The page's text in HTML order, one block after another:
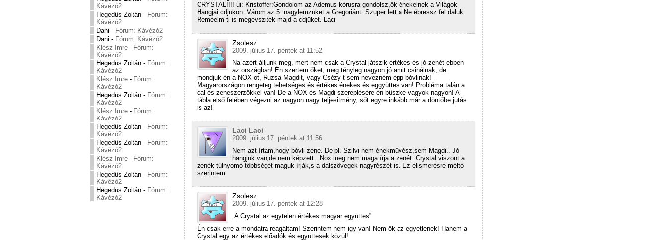
Kávézó2
Hegedüs Zoltán - Fórum:
Kávézó2
Dani - Fórum: Kávézó2
Dani - Fórum: Kávézó2
Klész Imre - Fórum:
Kávézó2
Hegedüs Zoltán - Fórum:
Kávézó2
Klész Imre - Fórum:
Kávézó2
Hegedüs Zoltán - Fórum:
Kávézó2
Klész Imre - Fórum:
Kávézó2
Hegedüs Zoltán - Fórum:
Kávézó2
Hegedüs Zoltán - Fórum:
Kávézó2
Klész Imre - Fórum:
Kávézó2
Hegedüs Zoltán - Fórum:
Kávézó2
Hegedüs Zoltán - Fórum:
Kávézó2
CRYSTAL!!!! ui: Kristoffer:Gondolom az Ademus kórusra gondolsz,ők énekelnek a Világok
Hangjai cdjükön. Várom az 5. nagylemzüket a Gregoriánt. Szuper lett a Ne ébressz fel daluk.
Reméelm ti is megevszitek majd a cdjüket. Laci
Zsolesz
2009. július 17. péntek at 11:52
Na azért álljunk meg, mert nem csak a Crystal játszik értékes és jó zenét ebben
az országban! Én szertem őket, meg tényleg nagyon jó amit csinálnak, de
mondjuk én a NOX-ot, Ruzsa Magdit, vagy Csézy-t sem nevezném épp bóvlinak!
Magyarországon rengeteg tehetséges és értékes énekes és eggyüttes van! Probléma talán a
dal és zeneszerzőkkel van! De a NOX és Magdi szereplésére én büszke vagyok nagyon! A
tábla első felében végezni az nagyon nagy teljesitmény, sőt egyre inkább már a döntőbe jutás
is az!
Laci Laci
2009. július 17. péntek at 11:56
Nem azt írtam,hogy bóvli zene. De pl. Szilvi nem énekművész,sem Magdi.. Jó
hangjuk van,de nem képzett.. Nox meg nem maga írja a zenét. Crystal viszont a
zenék túlnyomó többségét maguk írják,s a dalszövegek nagyrészét is. Ez elismerésre méltó
szerintem
Zsolesz
2009. július 17. péntek at 12:28
„A Crystal az egytelen értékes magyar együttes”
Én csak erre a mondatra reagáltam! Szerintem nem igy van! Nem ők az egyetlenek! Hanem a
Crystal egy az értékes előadók és együttesek közül!